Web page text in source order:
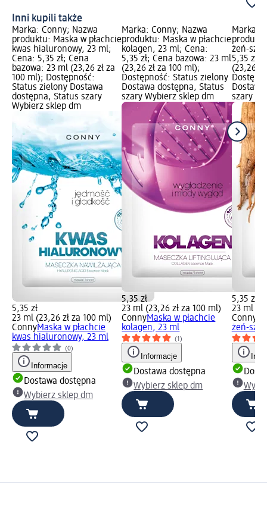
Inni kupili także
Marka: Conny; Nazwa
produktu: Maska w płachcie
kwas hialuronowy, 23 ml;
Cena: 5,35 zł; Cena
bazowa: 23 ml (23,26 zł za
100 ml); Dostępność:
Status zielony Dostawa
dostępna, Status szary
Wybierz sklep dm
5,35 zł
23 ml (23,26 zł za 100 ml)
ConnyMaska w płachcie
kwas hialuronowy, 23 ml
(0)
Informacje
Dostawa dostępna
Wybierz sklep dm
Marka: Conny; Nazwa
produktu: Maska w płachcie
kolagen, 23 ml; Cena:
5,35 zł; Cena bazowa: 23 ml
(23,26 zł za 100 ml);
Dostępność: Status zielony
Dostawa dostępna, Status
szary Wybierz sklep dm
5,35 zł
23 ml (23,26 zł za 100 ml)
ConnyMaska w płachcie
kolagen, 23 ml
(1)
Informacje
Dostawa dostępna
Wybierz sklep dm
Marka:
żeń-
5,35 zł;
(23,26
szary
5,35 zł
23 ml
Conny
żeń-